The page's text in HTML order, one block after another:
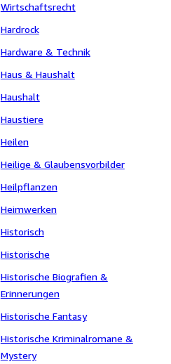
Wirtschaftsrecht
Hardrock
Hardware & Technik
Haus & Haushalt
Haushalt
Haustiere
Heilen
Heilige & Glaubensvorbilder
Heilpflanzen
Heimwerken
Historisch
Historische
Historische Biografien &
Erinnerungen
Historische Fantasy
Historische Kriminalromane &
Mystery